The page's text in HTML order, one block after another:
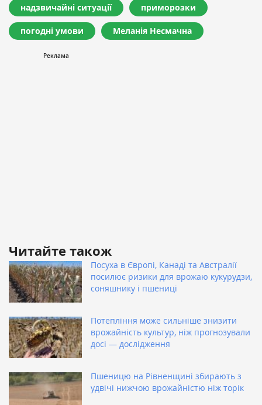
надзвичайні ситуації приморозки
погодні умови Меланія Несмачна
Читайте також
Посуха в Європі, Канаді та Австралії
посилює ризики для врожаю кукурудзи,
соняшнику і пшениці
Потепління може сильніше знизити
врожайність культур, ніж прогнозували
досі — дослідження
Пшеницю на Рівненщині збирають з
удвічі нижчою врожайністю ніж торік